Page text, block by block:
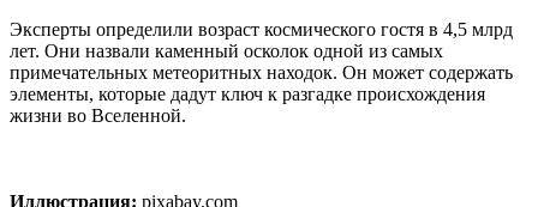
Эксперты определили возраст космического гостя в 4,5 млрд
лет. Они назвали каменный осколок одной из самых
примечательных метеоритных находок. Он может содержать
элементы, которые дадут ключ к разгадке происхождения
жизни во Вселенной.
Иллюстрация: pixabay.com